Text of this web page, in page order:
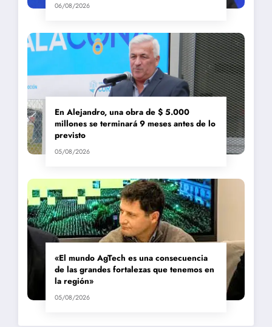
06/08/2026
En Alejandro, una obra de $ 5.000
millones se terminará 9 meses antes de lo
previsto
05/08/2026
«El mundo AgTech es una consecuencia
de las grandes fortalezas que tenemos en
la región»
05/08/2026